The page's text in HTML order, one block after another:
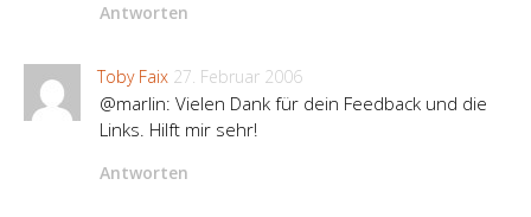
Antworten
Toby Faix 27. Februar 2006
@marlin: Vielen Dank für dein Feedback und die
Links. Hilft mir sehr!
Antworten